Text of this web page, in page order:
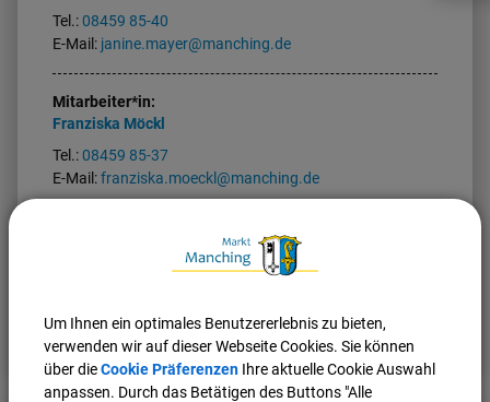
Tel.:08459 85-40
E-Mail: janine.mayer@manching.de
Mitarbeiter*in:
Franziska Möckl
Tel.:08459 85-37
E-Mail:franziska.moeckl@manching.de
Nach oben Seite drucken
Um Ihnen ein optimales Benutzererlebnis zu bieten,
verwenden wir auf dieser Webseite Cookies. Sie können
über dieCookie Präferenzen Ihre aktuelle Cookie Auswahl
anpassen. Durch das Betätigen des Buttons "Alle